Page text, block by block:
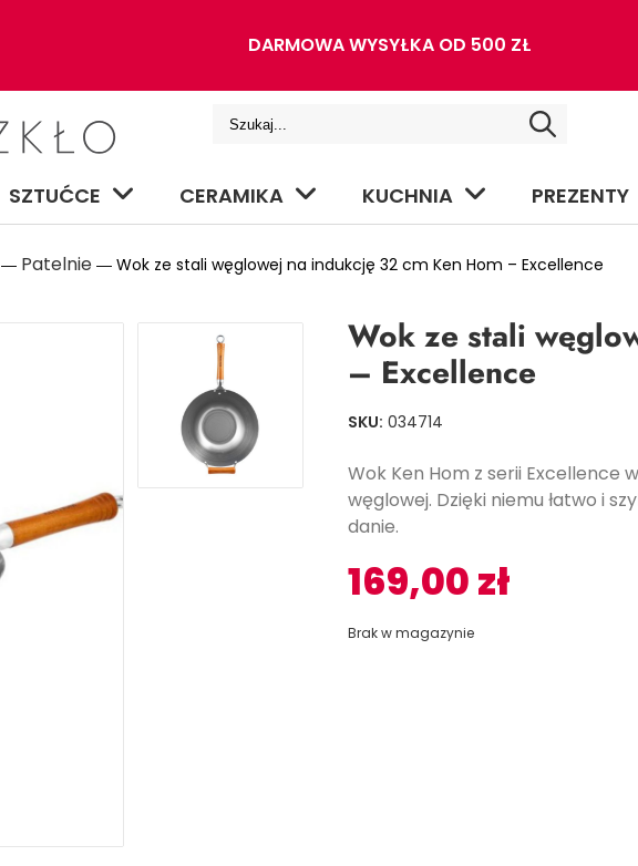
DARMOWA WYSYŁKA OD 500 ZŁ
SZTUĆCE CERAMIKA KUCHNIA PREZENTY
― Patelnie ― Wok ze stali węglowej na indukcję 32 cm Ken Hom – Excellence
Wok ze stali
– Excellence
SKU: 034714
Wok Ken Hom z serii Excellence
węglowej. Dzięki niemu łatwo i
danie.
169,00zł
Brak w magazynie